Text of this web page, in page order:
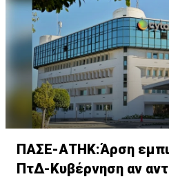
αναγκαίες ενέργειες.
χώρους που έχουν
κτιριακών εγκαταστάσεων,
αναμονής των λεωφορείων.
ΠΑΣΕ-ΑΤΗΚ:Άρση
ΠτΔ-Κυβέρνηση αν